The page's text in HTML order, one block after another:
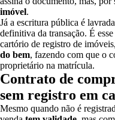
imóvel.
Já a escritura pública é
definitiva da transação. É
cartório de registro de imóveis,
do bem, fazendo com que o
proprietário na matrícula.
Contrato de
sem registro em
Mesmo quando não é